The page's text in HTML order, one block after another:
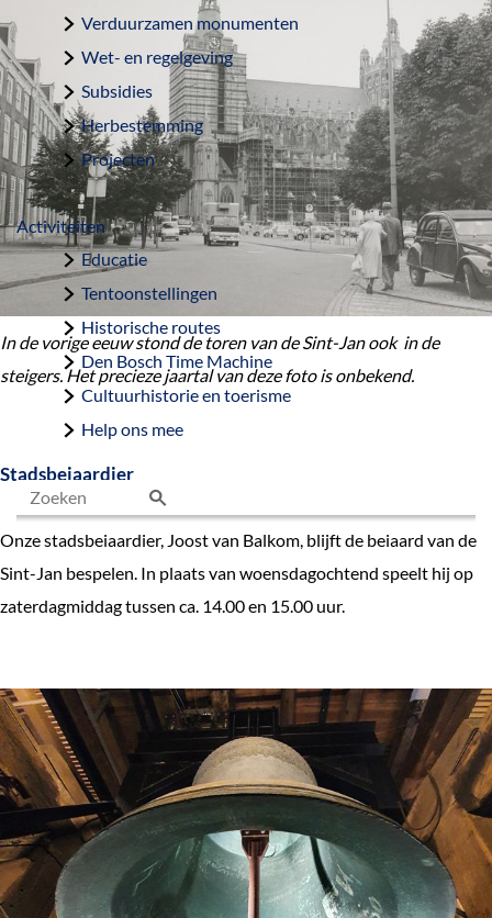
Verduurzamen monumenten
Wet- en regelgeving
Subsidies
Herbestemming
Projecten
Activiteiten
Educatie
Tentoonstellingen
Historische routes
Den Bosch Time Machine
Cultuurhistorie en toerisme
Help ons mee
n
In de vorige eeuw stond de toren van de Sint-Jan ook in de
steigers. Het precieze jaartal van deze foto is onbekend.
Stadsbeiaardier
Onze stadsbeiaardier, Joost van Balkom, blijft de beiaard van de
Sint-Jan bespelen. In plaats van woensdagochtend speelt hij op
zaterdagmiddag tussen ca. 14.00 en 15.00 uur.